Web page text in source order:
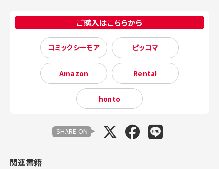
ご購入はこちらから
コミックシーモア ピッコマ
Amazon Renta!
honto
SHARE ON
関連書籍